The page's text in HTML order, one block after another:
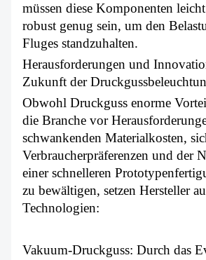
müssen diese Komponenten
robust genug sein, um den
Fluges standzuhalten.
Herausforderungen und
Zukunft der
Obwohl Druckguss enorme
die Branche vor
schwankenden Materialkosten,
Verbraucherpräferenzen und der
einer schnelleren
zu bewältigen, setzen Hersteller
Technologien:
Vakuum-Druckguss: Durch das